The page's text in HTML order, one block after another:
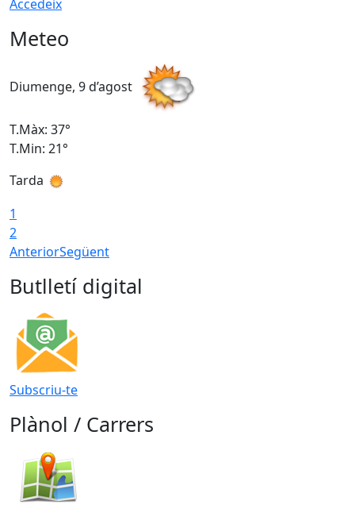
Accedeix
Meteo
Diumenge, 9 d’agost
T.Màx: 37°
T.Min: 21°
Tarda
1
2
AnteriorSegüent
Butlletí digital
Subscriu-te
Plànol / Carrers